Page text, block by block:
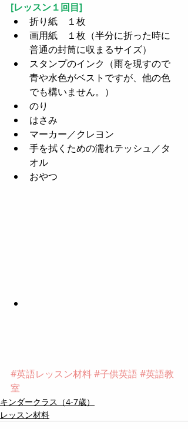
[レッスン１回目]
折り紙　１枚
画用紙　１枚（半分に折った時に
普通の封筒に収まるサイズ）
スタンプのインク（雨を現すので
青や水色がベストですが、他の色
でも構いません。）
のり
はさみ
マーカー／クレヨン
手を拭くための濡れテッシュ／タ
オル
おやつ
#英語レッスン材料#子供英語#英語教
室
キンダークラス（4-7歳）
レッスン材料